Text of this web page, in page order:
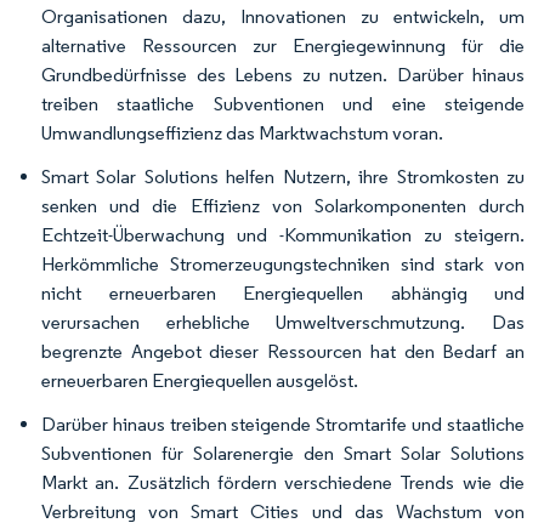
Organisationen dazu, Innovationen zu entwickeln, um
alternative Ressourcen zur Energiegewinnung für die
Grundbedürfnisse des Lebens zu nutzen. Darüber hinaus
treiben staatliche Subventionen und eine steigende
Umwandlungseffizienz das Marktwachstum voran.
Smart Solar Solutions helfen Nutzern, ihre Stromkosten zu
senken und die Effizienz von Solarkomponenten durch
Echtzeit-Überwachung und -Kommunikation zu steigern.
Herkömmliche Stromerzeugungstechniken sind stark von
nicht erneuerbaren Energiequellen abhängig und
verursachen erhebliche Umweltverschmutzung. Das
begrenzte Angebot dieser Ressourcen hat den Bedarf an
erneuerbaren Energiequellen ausgelöst.
Darüber hinaus treiben steigende Stromtarife und staatliche
Subventionen für Solarenergie den Smart Solar Solutions
Markt an. Zusätzlich fördern verschiedene Trends wie die
Verbreitung von Smart Cities und das Wachstum von